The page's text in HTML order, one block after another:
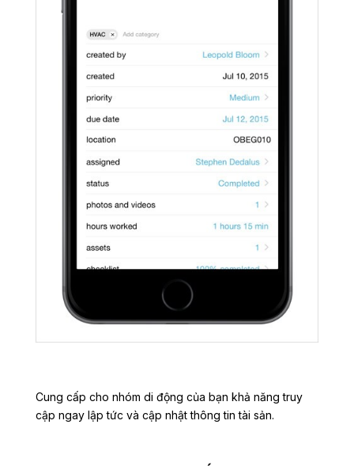
Cung cấp cho nhóm di động của bạn khả năng truy
cập ngay lập tức và cập nhật thông tin tài sản.